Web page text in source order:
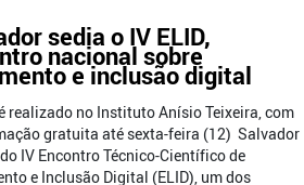
sedia o IV ELID,
nacional sobre
e inclusão digital
realizado no Instituto Anísio Teixeira, com
gratuita até sexta-feira (12) Salvador
IV Encontro Técnico-Científico de
e Inclusão Digital (ELID), um dos